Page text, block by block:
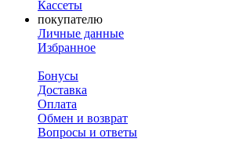
Кассеты
покупателю
Личные данные
Избранное
Бонусы
Доставка
Оплата
Обмен и возврат
Вопросы и ответы